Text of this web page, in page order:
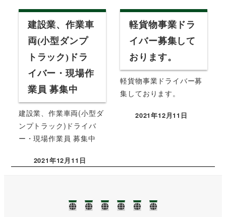
建設業、作業車
両(小型ダンプ
トラック)ドラ
イバー・現場作
業員 募集中
建設業、作業車両(小型ダ
ンプトラック)ドライバ
ー・現場作業員 募集中
投稿日
2021年12月11日
軽貨物事業ドラ
イバー募集して
おります。
軽貨物事業ドライバー募
集しております。
投稿日
2021年12月11日
TOPNEWS❢❢
業
務
ブ
ロ
事
務
お
問